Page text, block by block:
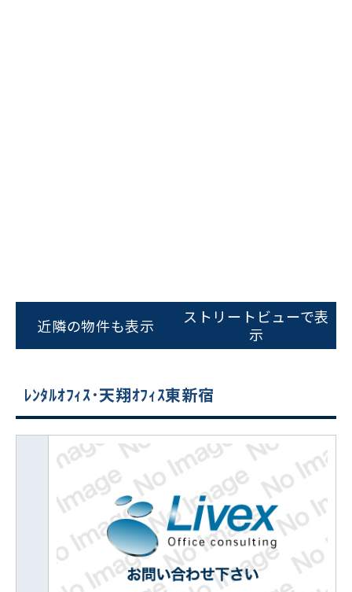
近隣の物件も表示
ストリートビューで表
示
ﾚﾝﾀﾙｵﾌｨｽ･天翔ｵﾌｨｽ東新宿